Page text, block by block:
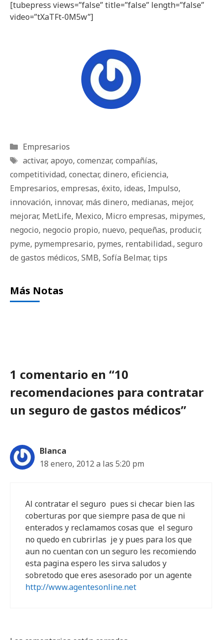
[tubepress views=”false” title=”false” length=”false”
video=”tXaTFt-0M5w”]
Categorías
Empresarios
Etiquetas
activar, apoyo, comenzar, compañías,
competitividad, conectar, dinero, eficiencia,
Empresarios, empresas, éxito, ideas, Impulso,
innovación, innovar, más dinero, medianas, mejor,
mejorar, MetLife, Mexico, Micro empresas, mipymes,
negocio, negocio propio, nuevo, pequeñas, producir,
pyme, pymempresario, pymes, rentabilidad., seguro
de gastos médicos, SMB, Sofía Belmar, tips
Más Notas
1 comentario en “10
recomendaciones para contratar
un seguro de gastos médicos”
Blanca
18 enero, 2012 a las 5:20 pm
Al contratar el seguro pues si checar bien las
coberturas por que siempre pasa de que ni
enterados y reclamamos cosas que el seguro
no quedo en cubrirlas je y pues para los que
aun no cuentan con un seguro les recomiendo
esta pagina espero les sirva saludos y
sobretodo que eres asesorado por un agente
http://www.agentesonline.net